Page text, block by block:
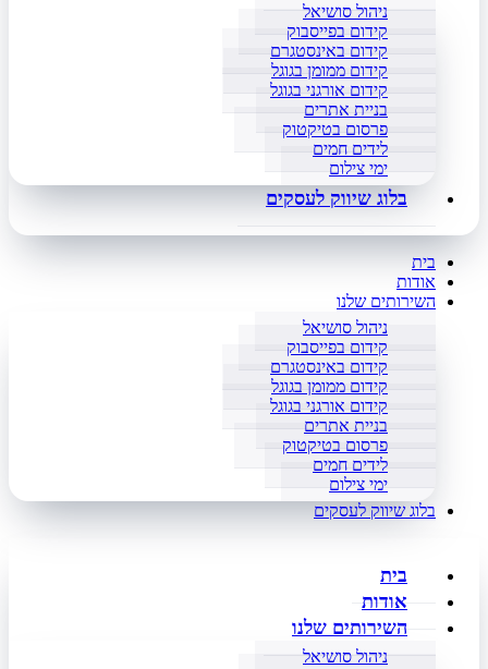
ניהול סושיאל
קידום בפייסבוק
קידום באינסטגרם
קידום ממומן בגוגל
קידום אורגני בגוגל
בניית אתרים
פרסום בטיקטוק
לידים חמים
ימי צילום
בלוג שיווק לעסקים
בית
אודות
השירותים שלנו
ניהול סושיאל
קידום בפייסבוק
קידום באינסטגרם
קידום ממומן בגוגל
קידום אורגני בגוגל
בניית אתרים
פרסום בטיקטוק
לידים חמים
ימי צילום
בלוג שיווק לעסקים
בית
אודות
השירותים שלנו
ניהול סושיאל